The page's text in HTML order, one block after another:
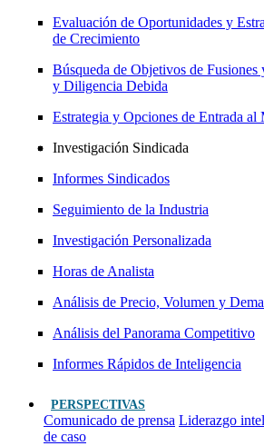
Evaluación de Oportunidades y
de Crecimiento
Búsqueda de Objetivos de
y Diligencia Debida
Estrategia y Opciones de Entrada al
Investigación Sindicada
Informes Sindicados
Seguimiento de la Industria
Investigación Personalizada
Horas de Analista
Análisis de Precio, Volumen y
Análisis del Panorama Competitivo
Informes Rápidos de Inteligencia
PERSPECTIVAS
Comunicado de prensa Liderazgo
de caso